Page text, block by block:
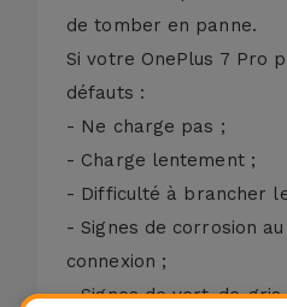
de tomber en panne.
Si votre OnePlus 7 Pro
défauts :
- Ne charge pas ;
- Charge lentement ;
- Difficulté à brancher
- Signes de corrosion
connexion ;
- Signes de vert-de-gris